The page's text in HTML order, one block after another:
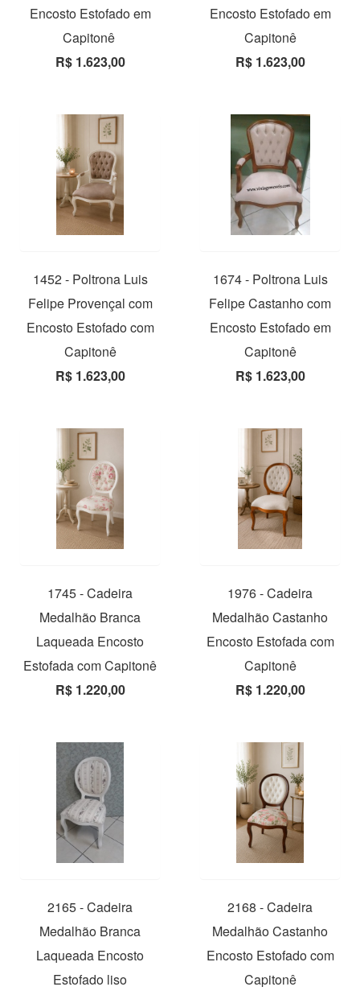
Encosto Estofado em
Capitonê
R$ 1.623,00
Encosto Estofado em
Capitonê
R$ 1.623,00
1452 - Poltrona Luis
Felipe Provençal com
Encosto Estofado com
Capitonê
R$ 1.623,00
1674 - Poltrona Luis
Felipe Castanho com
Encosto Estofado em
Capitonê
R$ 1.623,00
1745 - Cadeira
Medalhão Branca
Laqueada Encosto
Estofada com Capitonê
R$ 1.220,00
1976 - Cadeira
Medalhão Castanho
Encosto Estofada com
Capitonê
R$ 1.220,00
2165 - Cadeira
Medalhão Branca
Laqueada Encosto
Estofado liso
2168 - Cadeira
Medalhão Castanho
Encosto Estofado com
Capitonê